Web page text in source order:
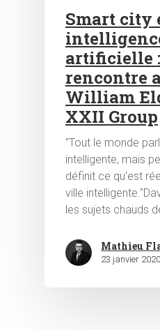
Hit enter to search or
Smart city
artificielle :
rencontre
William
XXII Group
"Tout le monde
intelligente, mais
définit ce qu'est
ville
les sujets chauds
Mathieu
23 janvier 2020